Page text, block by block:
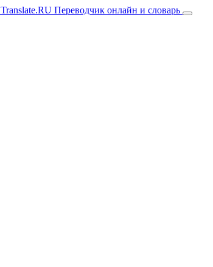
Translate.RU Переводчик онлайн и словарь